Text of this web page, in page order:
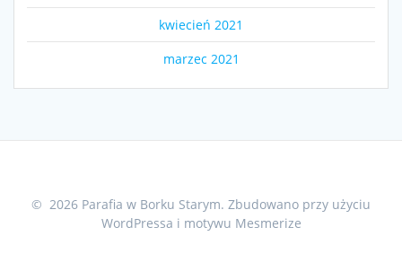
kwiecień 2021
marzec 2021
© 2026 Parafia w Borku Starym. Zbudowano przy użyciu
WordPressa i motywu Mesmerize